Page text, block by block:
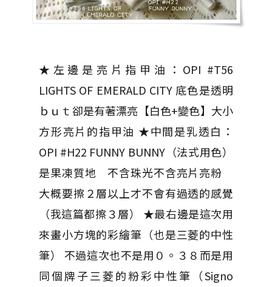
★左邊是亮片指甲油：OPI #T56
LIGHTS OF EMERALD CITY 底色是透明
ｂｕｔ卻是有著漂亮【白色+變色】大小
方形亮片的指甲油 ★中間是乳透白：
OPI #H22 FUNNY BUNNY（法式用色）
是果凍質地 不含珠光不含亮片亮粉
大概要擦２層以上才不會有過透的感覺
（我這篇都擦３層） ★最右邊是這次用
來畫小方塊的彩繪筆（也是三菱的中性
筆） 不過這次也不是用０。３８而是用
同個牌子三菱的粉彩中性筆（Signo